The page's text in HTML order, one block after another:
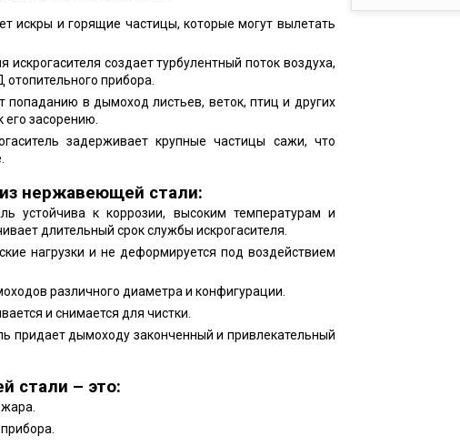
искры и горящие частицы, которые могут вылетать
искрогасителя создает турбулентный поток воздуха,
прибора.
попаданию в дымоход листьев, веток, птиц и других
засорению.
задерживает крупные частицы сажи, что
нержавеющей стали:
устойчива к коррозии, высоким температурам и
длительный срок службы искрогасителя.
нагрузки и не деформируется под воздействием
различного диаметра и конфигурации.
и снимается для чистки.
придает дымоходу законченный и привлекательный
стали – это: